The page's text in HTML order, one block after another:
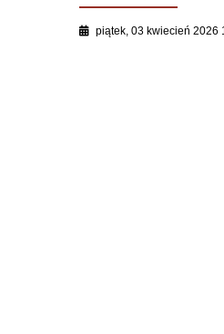
piątek, 03 kwiecień 2026